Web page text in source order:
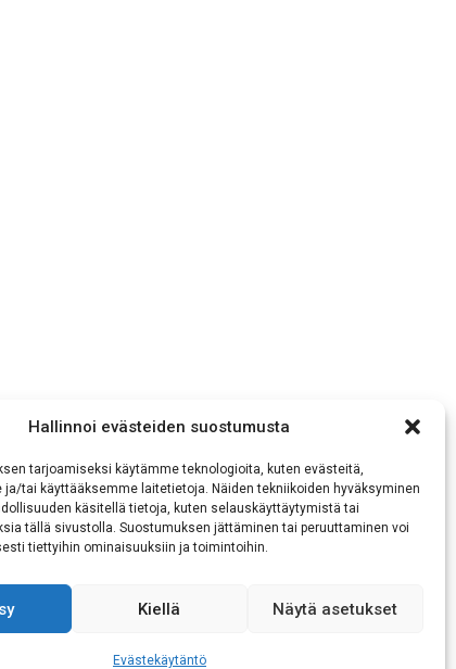
Hallinnoi evästeiden suostumusta
tarjoamiseksi käytämme teknologioita, kuten evästeitä,
tai käyttääksemme laitetietoja. Näiden tekniikoiden hyväksyminen
käsitellä tietoja, kuten selauskäyttäytymistä tai
tällä sivustolla. Suostumuksen jättäminen tai peruuttaminen voi
tiettyihin ominaisuuksiin ja toimintoihin.
Kiellä Näytä asetukset
Evästekäytäntö
tietojeni